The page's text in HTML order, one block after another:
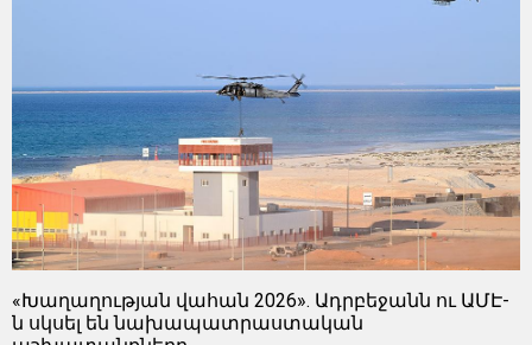
«Խաղաղության վահան 2026». Ադրբեջանն ու ԱՄԷ-
ն սկսել են նախապատրաստական ​​